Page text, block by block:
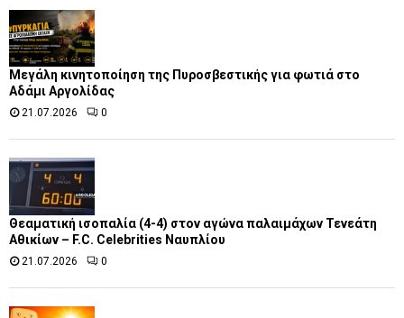
Μεγάλη κινητοποίηση της Πυροσβεστικής για φωτιά στο
Αδάμι Αργολίδας
21.07.2026 0
Θεαματική ισοπαλία (4-4) στον αγώνα παλαιμάχων Τενεάτη
Αθικίων – F.C. Celebrities Ναυπλίου
21.07.2026 0